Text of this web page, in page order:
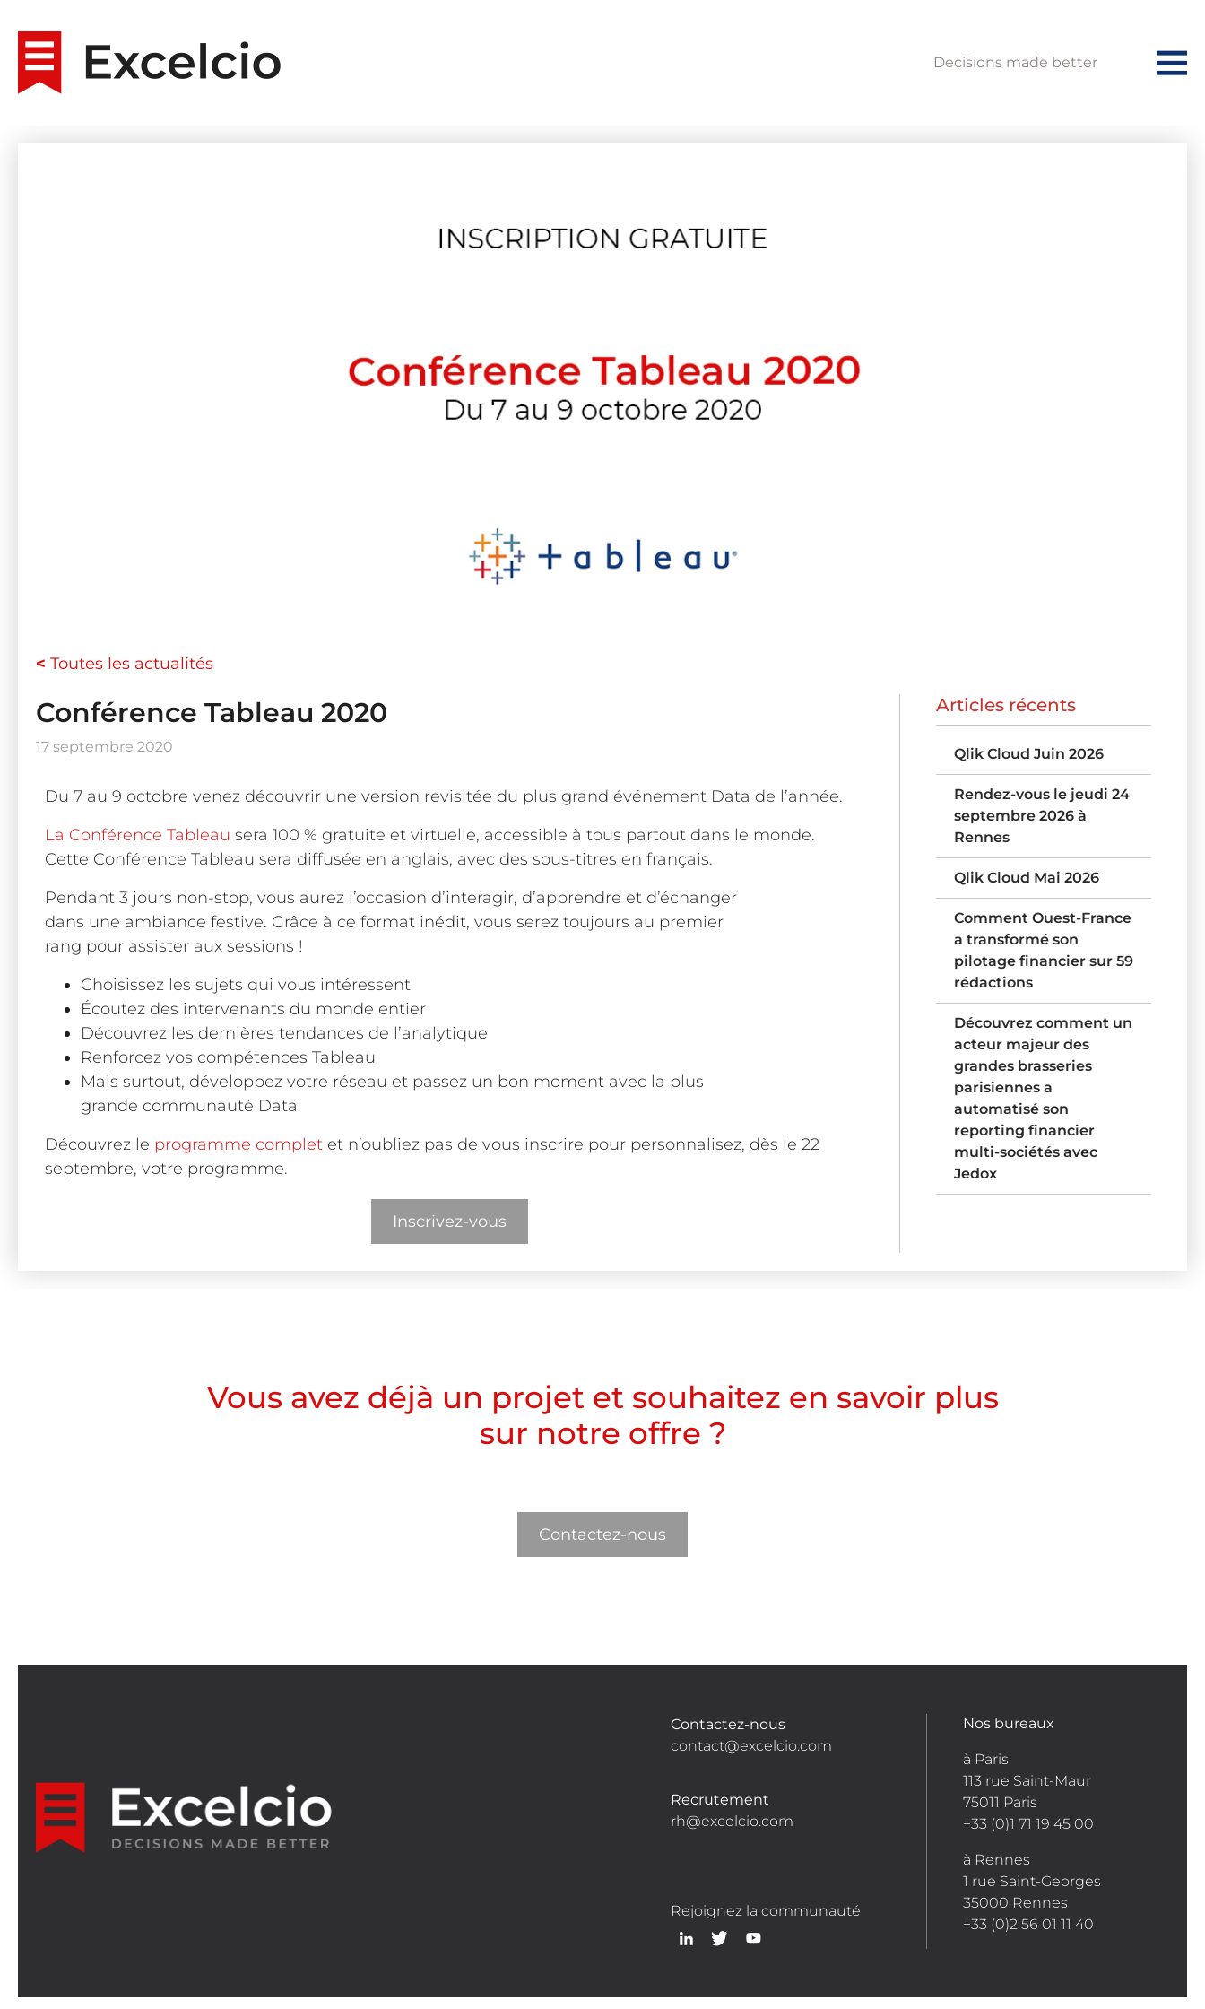
Decisions made better
< Toutes les actualités
Conférence Tableau 2020
17 septembre 2020
Du 7 au 9 octobre venez découvrir une version revisitée du plus grand événement Data de l’année.
La Conférence Tableau sera 100 % gratuite et virtuelle, accessible à tous partout dans le monde.
Cette Conférence Tableau sera diffusée en anglais, avec des sous-titres en français.
Pendant 3 jours non-stop, vous aurez l’occasion d’interagir, d’apprendre et d’échanger
dans une ambiance festive. Grâce à ce format inédit, vous serez toujours au premier
rang pour assister aux sessions !
Choisissez les sujets qui vous intéressent
Écoutez des intervenants du monde entier
Découvrez les dernières tendances de l’analytique
Renforcez vos compétences Tableau
Mais surtout, développez votre réseau et passez un bon moment avec la plus
grande communauté Data
Découvrez le programme complet et n’oubliez pas de vous inscrire pour personnalisez, dès le 22
septembre, votre programme.
Inscrivez-vous
Articles récents
Qlik Cloud Juin 2026
Rendez-vous le jeudi 24
septembre 2026 à
Rennes
Qlik Cloud Mai 2026
Comment Ouest-France
a transformé son
pilotage financier sur 59
rédactions
Découvrez comment un
acteur majeur des
grandes brasseries
parisiennes a
automatisé son
reporting financier
multi-sociétés avec
Jedox
Vous avez déjà un projet et souhaitez en savoir plus
sur notre offre ?
Contactez-nous
Contactez-nous
contact@excelcio.com
Recrutement
rh@excelcio.com
Rejoignez la communauté
Nos bureaux
à Paris
113 rue Saint-Maur
75011 Paris
+33 (0)1 71 19 45 00
à Rennes
1 rue Saint-Georges
35000 Rennes
+33 (0)2 56 01 11 40